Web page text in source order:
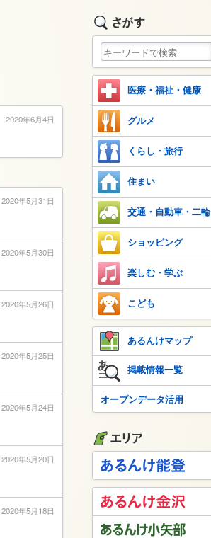
2020年6月4日
2020年5月31日
2020年5月30日
2020年5月26日
2020年5月25日
2020年5月24日
2020年5月20日
2020年5月18日
医療・福祉・健康
グルメ
くらし・旅行
住まい
交通・自動車・二輪
ショッピング
楽しむ・学ぶ
こども
あるんけマップ
掲載情報一覧
オープンデータ活用